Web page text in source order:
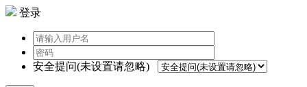
登录
安全提问(未设置请忽略)